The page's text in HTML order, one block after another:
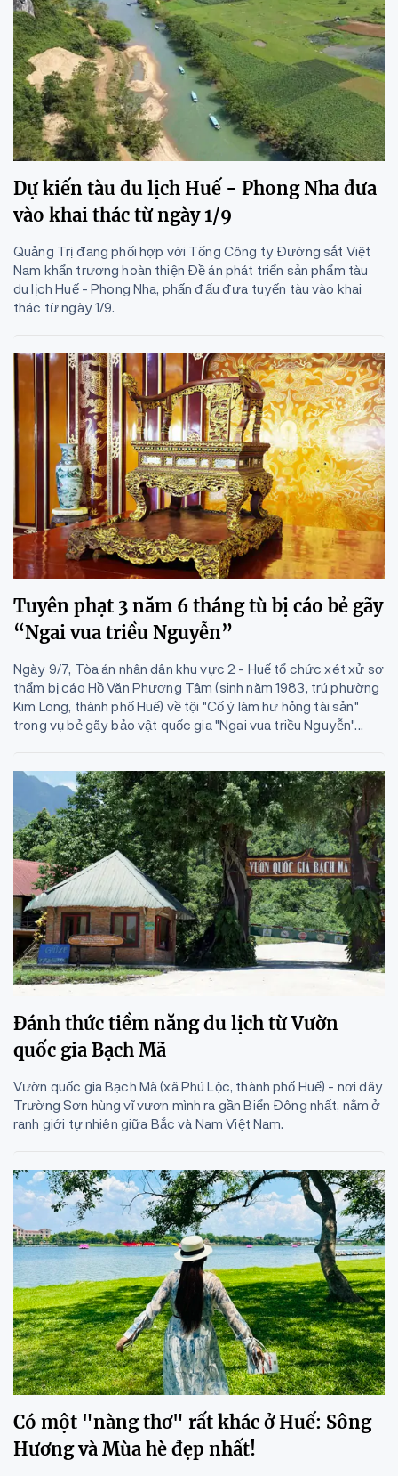
Dự kiến tàu du lịch Huế - Phong Nha đưa
vào khai thác từ ngày 1/9
Quảng Trị đang phối hợp với Tổng Công ty Đường sắt Việt
Nam khẩn trương hoàn thiện Đề án phát triển sản phẩm tàu
du lịch Huế - Phong Nha, phấn đấu đưa tuyến tàu vào khai
thác từ ngày 1/9.
Tuyên phạt 3 năm 6 tháng tù bị cáo bẻ gãy
“Ngai vua triều Nguyễn”
Ngày 9/7, Tòa án nhân dân khu vực 2 - Huế tổ chức xét xử sơ
thẩm bị cáo Hồ Văn Phương Tâm (sinh năm 1983, trú phường
Kim Long, thành phố Huế) về tội "Cố ý làm hư hỏng tài sản"
trong vụ bẻ gãy bảo vật quốc gia "Ngai vua triều Nguyễn"...
Đánh thức tiềm năng du lịch từ Vườn
quốc gia Bạch Mã
Vườn quốc gia Bạch Mã (xã Phú Lộc, thành phố Huế) - nơi dãy
Trường Sơn hùng vĩ vươn mình ra gần Biển Đông nhất, nằm ở
ranh giới tự nhiên giữa Bắc và Nam Việt Nam.
Có một "nàng thơ" rất khác ở Huế: Sông
Hương và Mùa hè đẹp nhất!